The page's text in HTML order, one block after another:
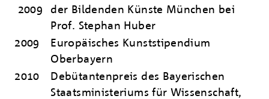
2009
der Bildenden Künste München bei
Prof. Stephan Huber
2009
Europäisches Kunststipendium
Oberbayern
2010
Debütantenpreis des Bayerischen
Staatsministeriums für Wissenschaft,